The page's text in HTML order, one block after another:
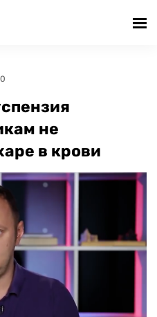
не
в крови